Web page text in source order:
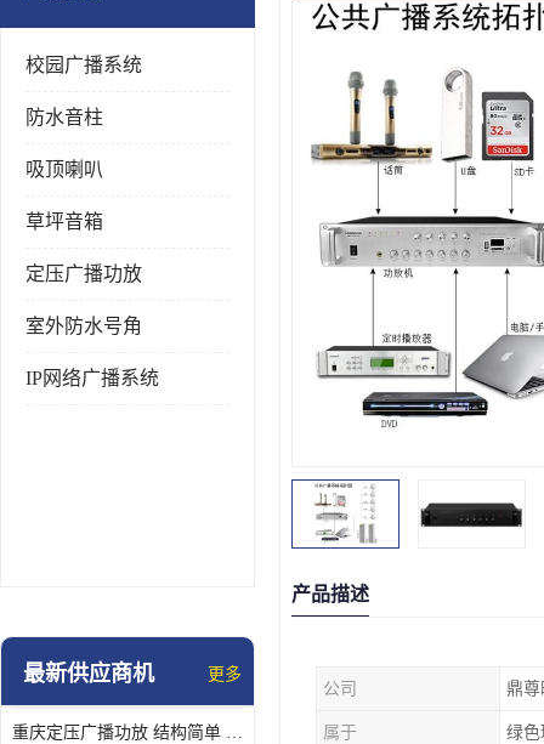
校园广播系统
防水音柱
吸顶喇叭
草坪音箱
定压广播功放
室外防水号角
IP网络广播系统
最新供应商机 更多
重庆定压广播功放 结构简单 传输距离远
产品描述
公司 鼎尊
属于 绿色